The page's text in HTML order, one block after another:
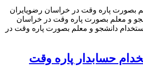
بصورت پاره وقت در خراسان رضویایران
و معلم بصورت پاره وقت در خراسان
دانشجو و معلم بصورت پاره وقت در
حسابدار پاره وقت